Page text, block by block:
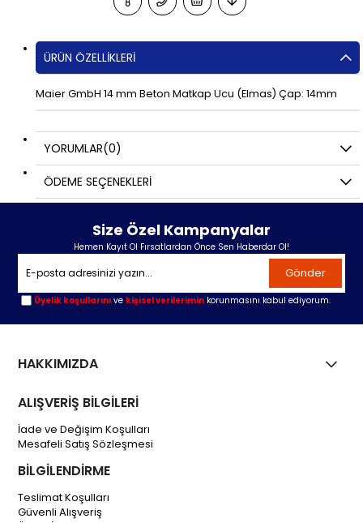
ÜRÜN ÖZELLIKLERI
Maier GmbH 14 mm Beton Matkap Ucu (Elmas) Çap: 14mm
YORUMLAR(0)
ÖDEME SEÇENEKLERI
Size Özel Kampanyalar
Hemen Kayıt Ol Fırsatlardan Önce Sen Haberdar Ol!
Gönder
Üyelik koşullarını ve kişisel verilerimin korunmasını kabul ediyorum.
HAKKIMIZDA
ALIŞVERİŞ BİLGİLERİ
İade ve Değişim Koşulları
Mesafeli Satış Sözleşmesi
BİLGİLENDİRME
Teslimat Koşulları
Güvenli Alışveriş